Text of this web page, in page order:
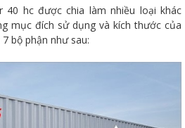
40 hc được chia làm nhiều loại khác
mục đích sử dụng và kích thước của
bộ phận như sau: